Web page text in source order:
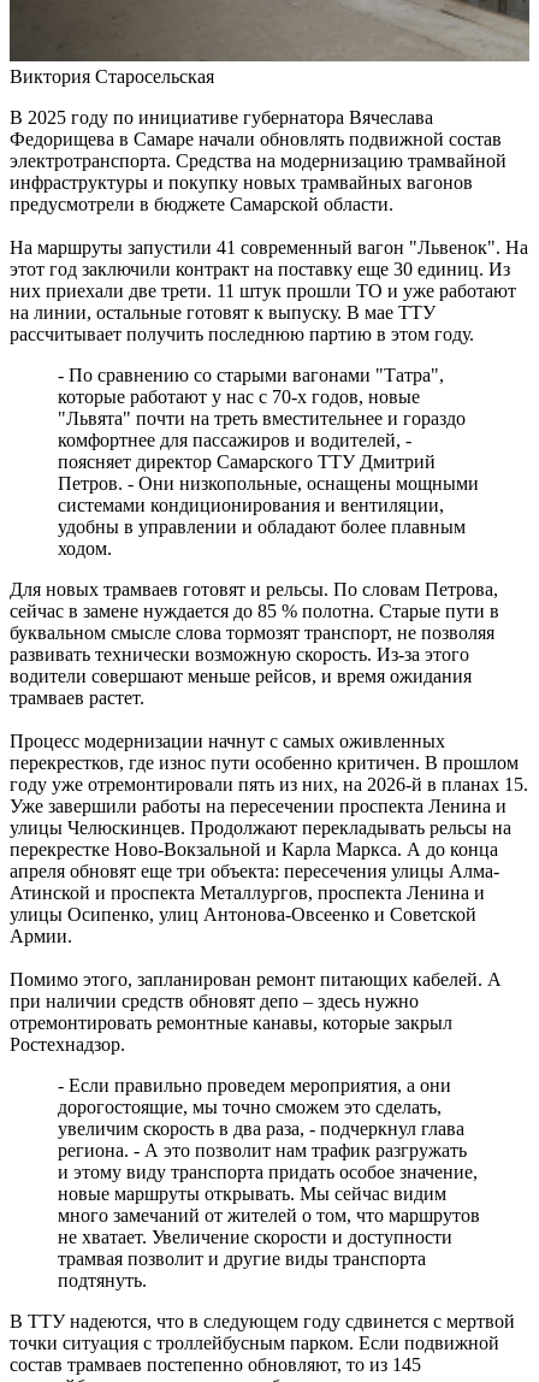
Жителей Тольятти приглашают на набережную на шоу-
вечеринку
06.08.2026 | 17:23
Стало известно, на каких улицах Самары постригли газоны 6
августа
06.08.2026 | 17:10
На железнодорожных переездах Самарской области
произошло пять ДТП с начала года
06.08.2026 | 17:09
Бесплатные тренировки и танцы: куда сходить в Самаре 7
августа
06.08.2026 | 17:05
В Тольятти пенсионер передал курьеру мошенников пакет с
нарезанными газетами вместо денег
06.08.2026 | 16:57
В первый день окружных соревнований проекта для
работающей молодежи "МолоТ" команда Самарской области
показала достойный результат
06.08.2026 | 16:21
Улиточный бизнес: в Самарской области выращивают
деликатес
06.08.2026 | 16:17
Укрепление системы довузовской подготовки: проект
"Базовые и опорные школы" в Самарской области
06.08.2026 | 16:11
Праздник вопреки боли: "званый ужин" в честь дня рождения
Карла III – очередная провокация?
06.08.2026 | 16:07
Житель Новокуйбышевска захватил 311 "квадратов"
государственной земли
06.08.2026 | 16:03
В Волжском районе начинается капремонт путепровода через
железную дорогу
06.08.2026 | 15:55
В "Курумоче" 6 августа задерживаются более десятка рейсов
06.08.2026 | 15:27
Тольяттинский гандболист борется за путевку на
Олимпийские игры-2028
06.08.2026 | 15:26
В России запустили бесплатный информационный ресурс для
родителей с детьми
06.08.2026 | 15:12
Вакансии потерявшим работу, экскурсия для инвалидов и
новые схемы мошенников: о чем расскажет "Волжская
коммуна" 7 августа
06.08.2026 | 15:00
В Самарской области 7 августа ожидается 33-градусная жара
06.08.2026 | 14:56
В Тольятти проходит второй игровой день турнира по
гандболу Спартакиады народов России
06.08.2026 | 14:52
Виктория Старосельская
В 2025 году по инициативе губернатора Вячеслава
Федорищева в Самаре начали обновлять подвижной состав
электротранспорта. Средства на модернизацию трамвайной
инфраструктуры и покупку новых трамвайных вагонов
предусмотрели в бюджете Самарской области.
На маршруты запустили 41 современный вагон "Львенок". На
этот год заключили контракт на поставку еще 30 единиц. Из
них приехали две трети. 11 штук прошли ТО и уже работают
на линии, остальные готовят к выпуску. В мае ТТУ
рассчитывает получить последнюю партию в этом году.
- По сравнению со старыми вагонами "Татра",
которые работают у нас с 70-х годов, новые
"Львята" почти на треть вместительнее и гораздо
комфортнее для пассажиров и водителей, -
поясняет директор Самарского ТТУ Дмитрий
Петров. - Они низкопольные, оснащены мощными
системами кондиционирования и вентиляции,
удобны в управлении и обладают более плавным
ходом.
Для новых трамваев готовят и рельсы. По словам Петрова,
сейчас в замене нуждается до 85 % полотна. Старые пути в
буквальном смысле слова тормозят транспорт, не позволяя
развивать технически возможную скорость. Из-за этого
водители совершают меньше рейсов, и время ожидания
трамваев растет.
Процесс модернизации начнут с самых оживленных
перекрестков, где износ пути особенно критичен. В прошлом
году уже отремонтировали пять из них, на 2026-й в планах 15.
Уже завершили работы на пересечении проспекта Ленина и
улицы Челюскинцев. Продолжают перекладывать рельсы на
перекрестке Ново-Вокзальной и Карла Маркса. А до конца
апреля обновят еще три объекта: пересечения улицы Алма-
Атинской и проспекта Металлургов, проспекта Ленина и
улицы Осипенко, улиц Антонова-Овсеенко и Советской
Армии.
Помимо этого, запланирован ремонт питающих кабелей. А
при наличии средств обновят депо – здесь нужно
отремонтировать ремонтные канавы, которые закрыл
Ростехнадзор.
- Если правильно проведем мероприятия, а они
дорогостоящие, мы точно сможем это сделать,
увеличим скорость в два раза, - подчеркнул глава
региона. - А это позволит нам трафик разгружать
и этому виду транспорта придать особое значение,
новые маршруты открывать. Мы сейчас видим
много замечаний от жителей о том, что маршрутов
не хватает. Увеличение скорости и доступности
трамвая позволит и другие виды транспорта
подтянуть.
В ТТУ надеются, что в следующем году сдвинется с мертвой
точки ситуация с троллейбусным парком. Если подвижной
состав трамваев постепенно обновляют, то из 145